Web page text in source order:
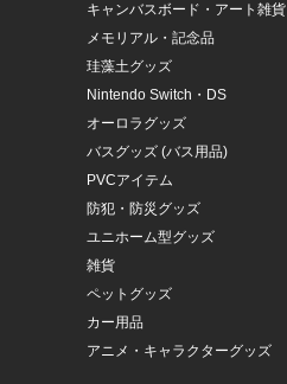
キャンバスボード・アート雑貨
メモリアル・記念品
珪藻土グッズ
Nintendo Switch・DS
オーロラグッズ
バスグッズ (バス用品)
PVCアイテム
防犯・防災グッズ
ユニホーム型グッズ
雑貨
ペットグッズ
カー用品
アニメ・キャラクターグッズ